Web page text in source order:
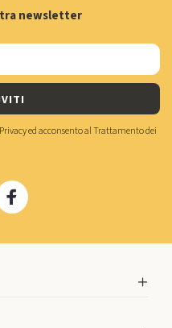
newsletter
ed acconsento alTrattamento dei